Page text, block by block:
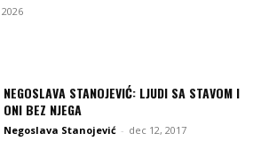
NEGOSLAVA STANOJEVIĆ: LJUDI SA STAVOM I
ONI BEZ NJEGA
Negoslava Stanojević - dec 12, 2017